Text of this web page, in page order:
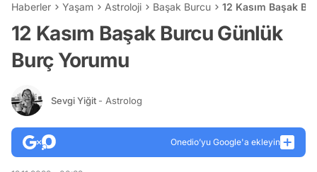
Haberler Yaşam Astroloji Başak Burcu 12 Kasım Başak
12 Kasım Başak Burcu Günlük
Burç Yorumu
Sevgi Yiğit - Astrolog
Onedio’yu Google'a ekleyin